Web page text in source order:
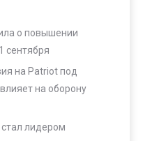
о повышении
сентября
на Patriot под
на оборону
лидером